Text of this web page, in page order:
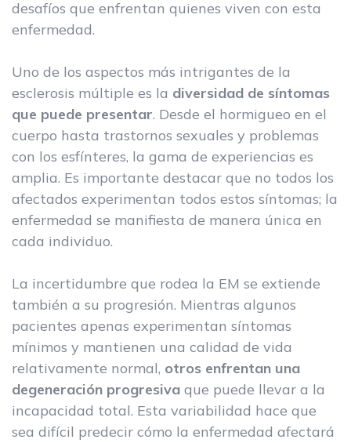
desafíos que enfrentan quienes viven con esta
enfermedad.
Uno de los aspectos más intrigantes de la
esclerosis múltiple es la diversidad de síntomas
que puede presentar. Desde el hormigueo en el
cuerpo hasta trastornos sexuales y problemas
con los esfínteres, la gama de experiencias es
amplia. Es importante destacar que no todos los
afectados experimentan todos estos síntomas; la
enfermedad se manifiesta de manera única en
cada individuo.
La incertidumbre que rodea la EM se extiende
también a su progresión. Mientras algunos
pacientes apenas experimentan síntomas
mínimos y mantienen una calidad de vida
relativamente normal, otros enfrentan una
degeneración progresiva que puede llevar a la
incapacidad total. Esta variabilidad hace que
sea difícil predecir cómo la enfermedad afectará